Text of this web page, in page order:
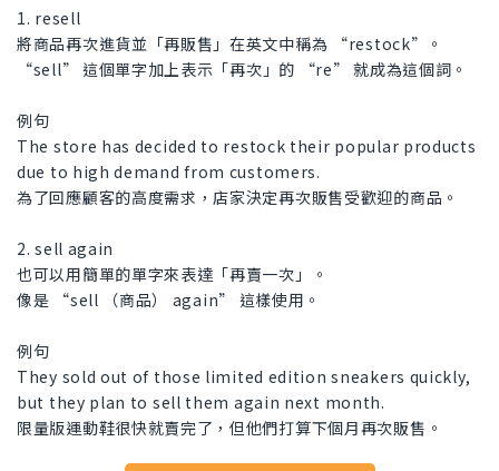
1. resell
將商品再次進貨並「再販售」在英文中稱為 “restock”。
“sell” 這個單字加上表示「再次」的 “re” 就成為這個詞。
例句
The store has decided to restock their popular products
due to high demand from customers.
為了回應顧客的高度需求，店家決定再次販售受歡迎的商品。
2. sell again
也可以用簡單的單字來表達「再賣一次」。
像是 “sell （商品） again” 這樣使用。
例句
They sold out of those limited edition sneakers quickly,
but they plan to sell them again next month.
限量版運動鞋很快就賣完了，但他們打算下個月再次販售。